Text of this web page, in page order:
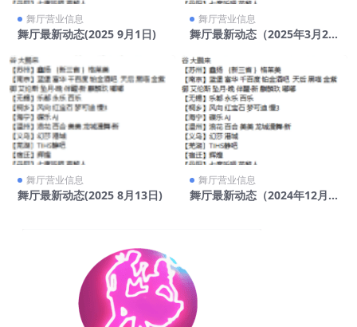
舞厅营业信息
舞厅最新动态(2025 9月1日)
舞厅营业信息
舞厅最新动态（2025年3月24
舞厅营业信息
舞厅最新动态(2025 8月13日)
舞厅营业信息
舞厅最新动态（2024年12月3